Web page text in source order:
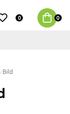
0 0
Bild